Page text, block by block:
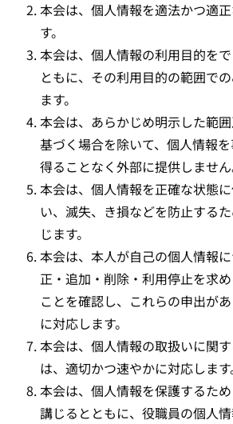
本会は、個人情報を適法かつ適
す。
本会は、個人情報の利用目的を
ともに、その利用目的の範囲で
ます。
本会は、あらかじめ明示した範
基づく場合を除いて、個人情報
得ることなく外部に提供しません
本会は、個人情報を正確な状態
い、滅失、き損などを防止する
じます。
本会は、本人が自己の個人情報
正・追加・削除・利用停止を求
ことを確認し、これらの申出が
に対応します。
本会は、個人情報の取扱いに関
は、適切かつ速やかに対応します
本会は、個人情報を保護するた
講じるとともに、役職員の個人